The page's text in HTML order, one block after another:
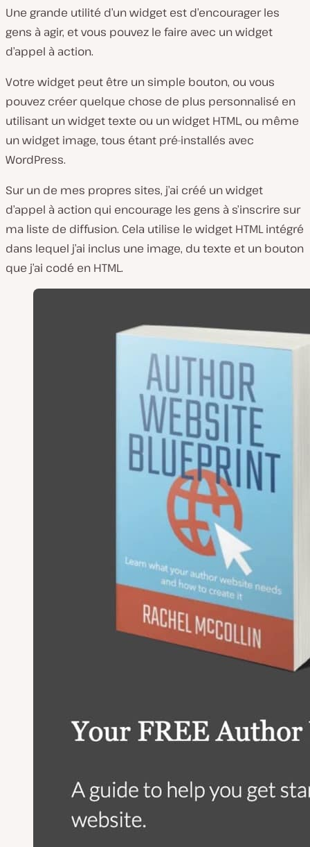
Une grande utilité d’un widget est d’encourager les
gens à agir, et vous pouvez le faire avec un widget
d’appel à action.
Votre widget peut être un simple bouton, ou vous
pouvez créer quelque chose de plus personnalisé en
utilisant un widget texte ou un widget HTML, ou même
un widget image, tous étant pré-installés avec
WordPress.
Sur un de mes propres sites, j’ai créé un widget
d’appel à action qui encourage les gens à s’inscrire sur
ma liste de diffusion. Cela utilise le widget HTML intégré
dans lequel j’ai inclus une image, du texte et un bouton
que j’ai codé en HTML.